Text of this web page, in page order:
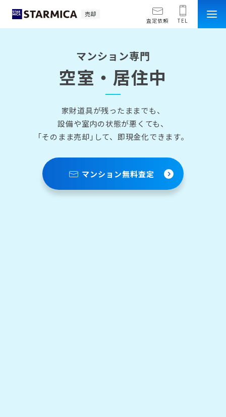
売却
査定依頼 TEL
マンション専門
空室・居住中
家財道具が残ったままでも、
設備や室内の状態が悪くても、
｢そのまま売却｣して、即現金化できます。
マンション無料査定